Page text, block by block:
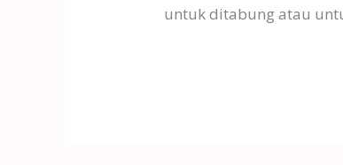
untuk ditabung atau